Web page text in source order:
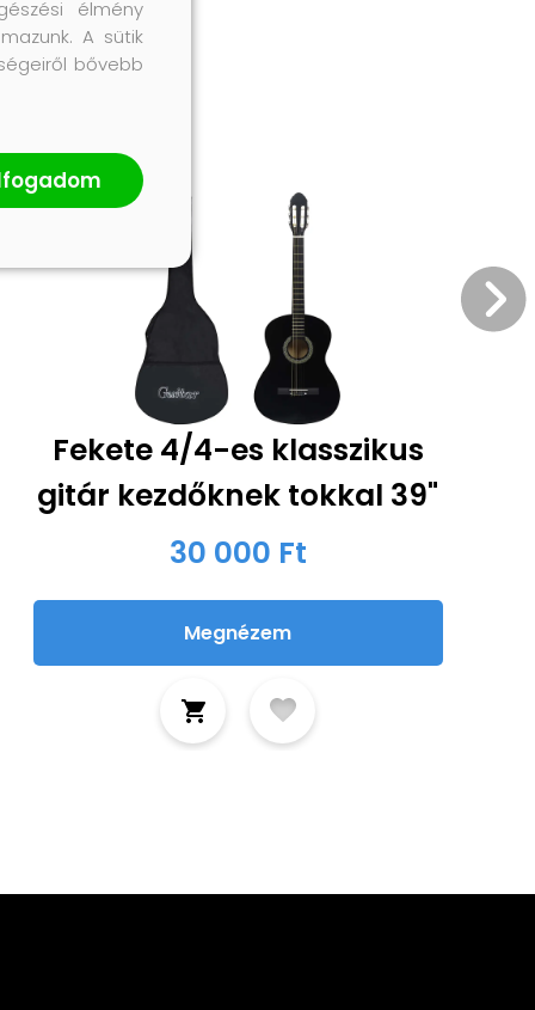
Fekete 4/4-es klasszikus
gitár kezdőknek tokkal 39"
30 000 Ft
Megnézem
élmény
A sütik
bővebb